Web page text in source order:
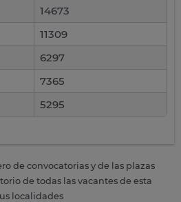
14673
11309
6297
7365
5295
de convocatorias y de las plazas
de todas las vacantes de esta
localidades